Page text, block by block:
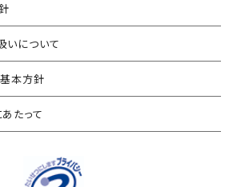
情報セキュリティ
けリスクアセスメント
キュリティ・チェックリスト
ービス
プロテクト
析／活用支援
ョン（CP）
いについて
本方針
たって